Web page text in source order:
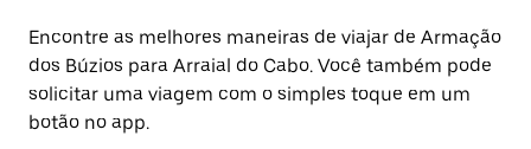
Encontre as melhores maneiras de viajar de Armação
dos Búzios para Arraial do Cabo. Você também pode
solicitar uma viagem com o simples toque em um
botão no app.